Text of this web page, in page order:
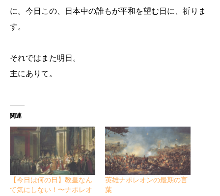
に。今日この、日本中の誰もが平和を望む日に、祈りま
す。
それではまた明日。
主にありて。
関連
【今日は何の日】教皇なん
て気にしない！〜ナポレオ
英雄ナポレオンの最期の言
葉